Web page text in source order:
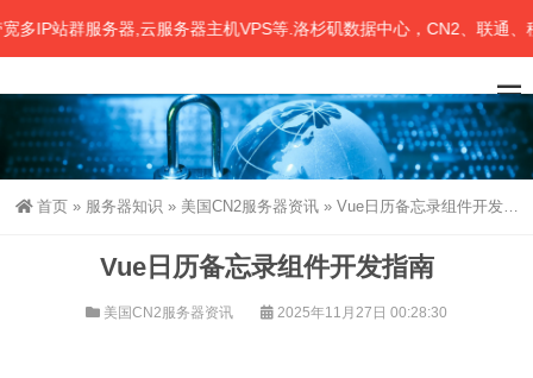
群服务器,云服务器主机VPS等.洛杉矶数据中心，CN2、联通、移动
首页 » 服务器知识 » 美国CN2服务器资讯 » Vue日历备忘录组件开发指南
Vue日历备忘录组件开发指南
美国CN2服务器资讯 2025年11月27日 00:28:30